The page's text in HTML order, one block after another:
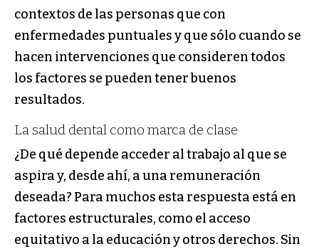
contextos de las personas que con
enfermedades puntuales y que sólo cuando se
hacen intervenciones que consideren todos
los factores se pueden tener buenos
resultados.
La salud dental como marca de clase
¿De qué depende acceder al trabajo al que se
aspira y, desde ahí, a una remuneración
deseada? Para muchos esta respuesta está en
factores estructurales, como el acceso
equitativo a la educación y otros derechos. Sin